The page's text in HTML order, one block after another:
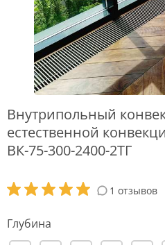
Внутрипольный
естественной
ВК-75-300-2400-2ТГ
1 отзывов
Глубина